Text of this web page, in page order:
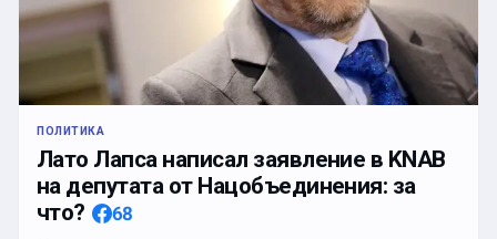
ПОЛИТИКА
Лато Лапса написал заявление в KNAB
на депутата от Нацобъединения: за
что?
68